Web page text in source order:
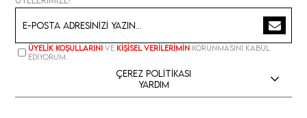
Üyelik koşullarını ve kişisel verilerimin korunmasını kabul
ediyorum.
Çerez Politikası
Yardım